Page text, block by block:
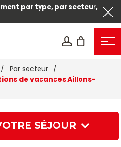
par type, par secteur,
/ Par secteur /
de vacances Aillons-
SÉJOUR